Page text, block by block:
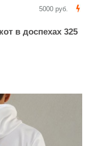
5000 руб.
в доспехах 325